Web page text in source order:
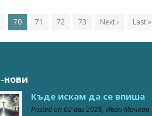
70 71 72 73 Next › Last »
нови
Къде искам да се впиша
Posted on02 авг 2026, Иван Мочков